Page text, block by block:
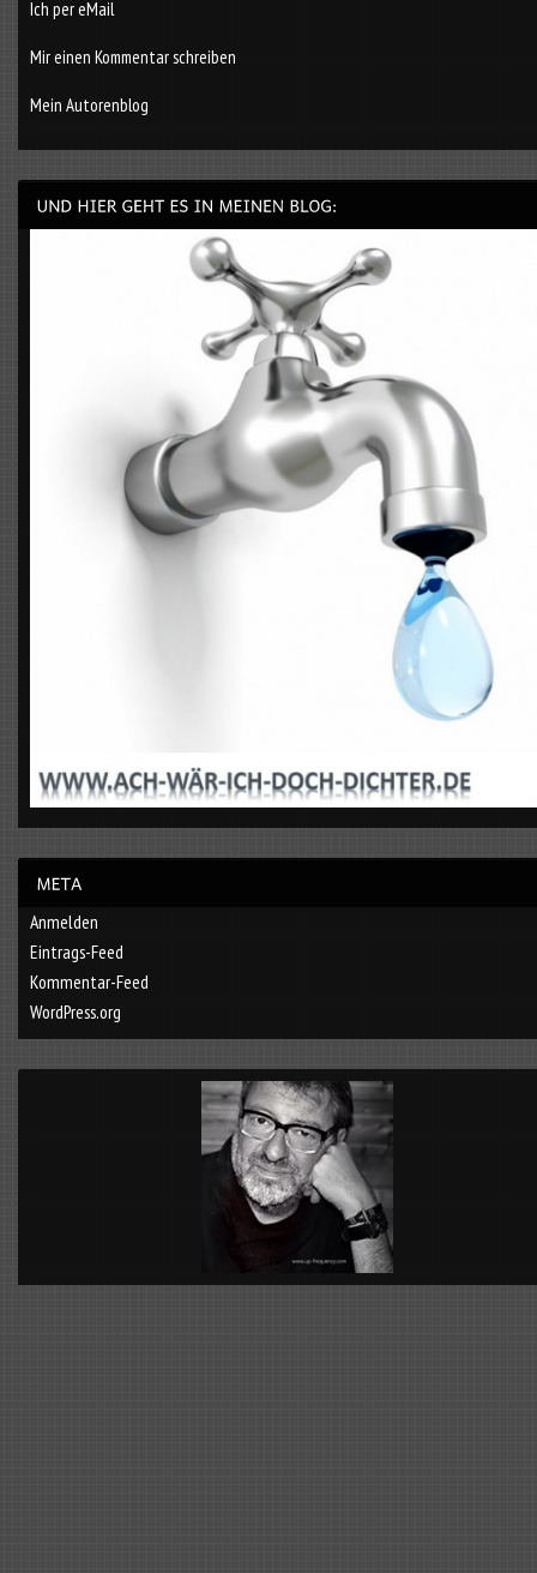
Ich per eMail
Mir einen Kommentar schreiben
Mein Autorenblog
Anmelden
Eintrags-Feed
Kommentar-Feed
WordPress.org